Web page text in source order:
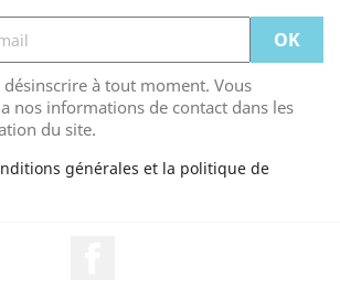
à tout moment. Vous
nos informations de contact dans les
du site.
générales et la politique de